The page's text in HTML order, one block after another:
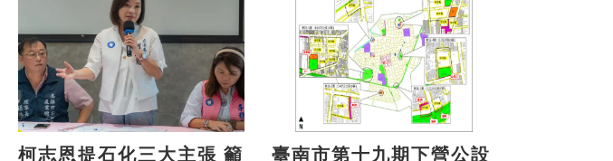
柯志恩提石化三大主張 籲 臺南市第十九期下營公設